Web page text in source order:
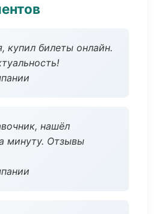
купил билеты онлайн.
нашёл
минуту. Отзывы